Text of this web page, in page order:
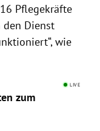
Pflegekräfte
den Dienst
wie
LIVE
zum